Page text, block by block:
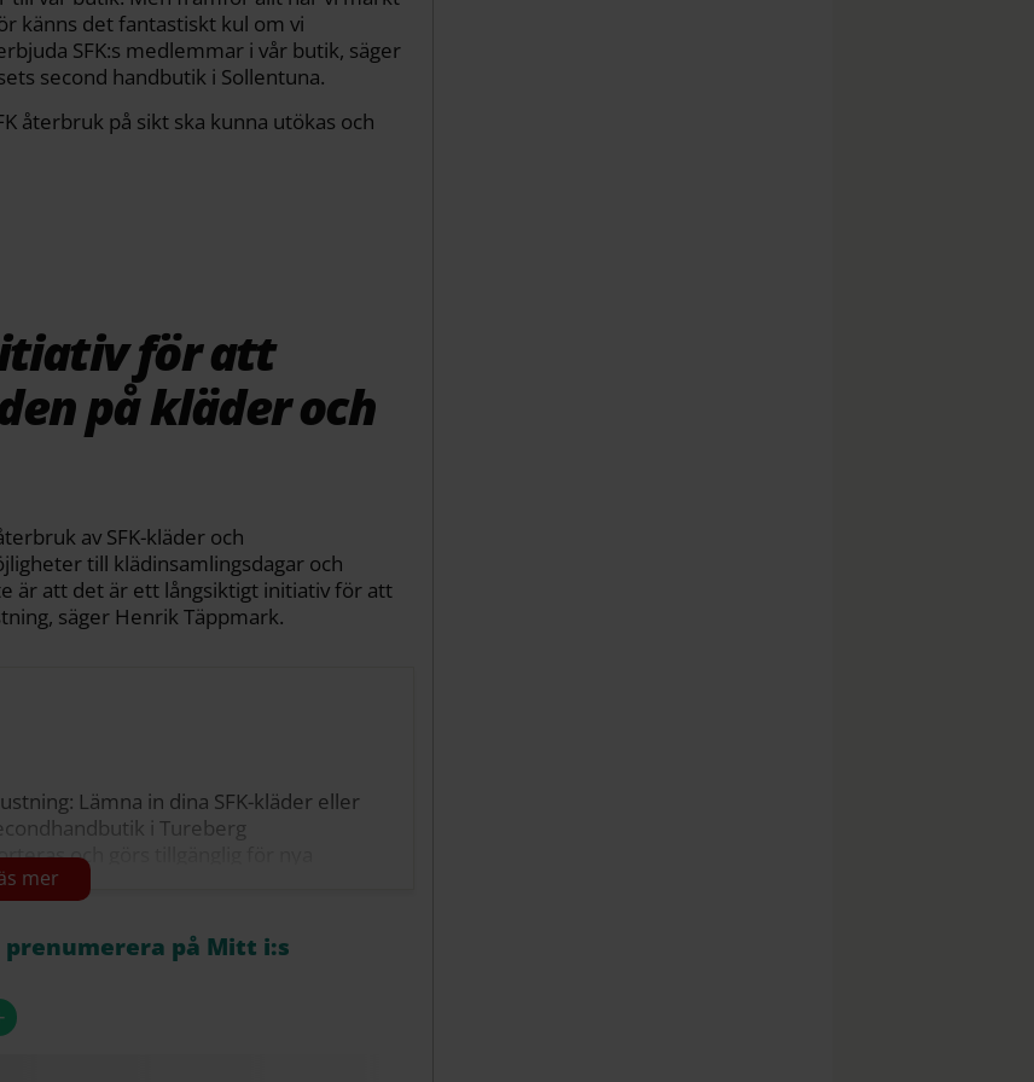
känns det fantastiskt kul om vi
SFK:s medlemmar i vår butik, säger
second handbutik i Sollentuna.
återbruk på sikt ska kunna utökas och
för att
på kläder och
av SFK-kläder och
till klädinsamlingsdagar och
är att det är ett långsiktigt initiativ för att
säger Henrik Täppmark.
Lämna in dina SFK-kläder eller
i Tureberg
och görs tillgänglig för nya
tillfalla Röda Korsets hjälparbete.
och torsdagar. Ordinarie öppettid är
på Mitt i:s